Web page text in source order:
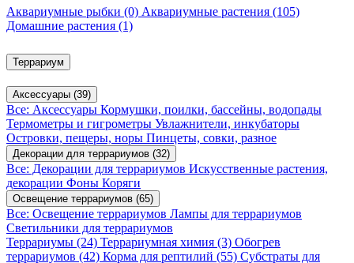
Аквариумные рыбки (0) Аквариумные растения (105)
Домашние растения (1)
Террариум
Аксессуары (39)
Все: Аксессуары Кормушки, поилки, бассейны, водопады
Термометры и гигрометры Увлажнители, инкубаторы
Островки, пещеры, норы Пинцеты, совки, разное
Декорации для террариумов (32)
Все: Декорации для террариумов Искусственные растения,
декорации Фоны Коряги
Освещение террариумов (65)
Все: Освещение террариумов Лампы для террариумов
Светильники для террариумов
Террариумы (24) Террариумная химия (3) Обогрев
террариумов (42) Корма для рептилий (55) Субстраты для